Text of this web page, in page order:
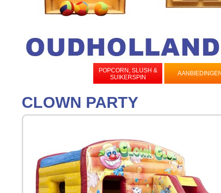
POPCORN, SLUSH &
SUIKERSPIN
CLOWN PARTY